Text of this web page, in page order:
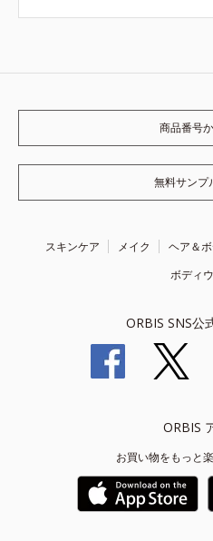
商品番号
無料サンプ
スキンケア メイク ヘア＆
ボディ
ORBIS SNS公
ORBIS
お買い物をもっと